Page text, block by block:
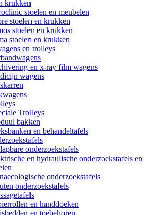
krukken
stoelen en meubelen
stoelen en krukken
stoelen en krukken
stoelen en krukken
en trolleys
en x-ray film wagens
wagens
Trolleys
bakken
en behandeltafels
onderzoekstafels
en hydraulische onderzoekstafels en
onderzoekstafels
onderzoekstafels
en handdoeken
en toebehoren